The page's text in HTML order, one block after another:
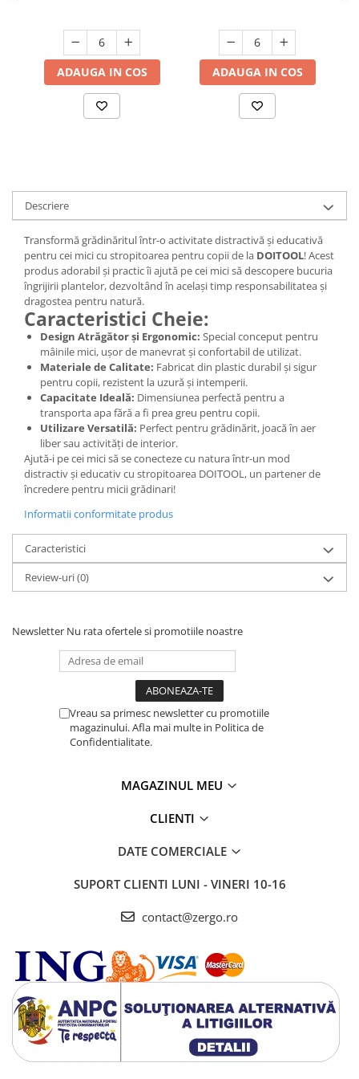
Tacamuri si seturi
Taietoare manuale
Termosuri si cani termos
Tocatoare de bucatarie
Ustensile ornare prajituri
Vaze si boluri decorative
Vesela unica folosinta
Uscatoare de rufe
ADAUGA IN COS ADAUGA IN COS
Descriere
Transformă grădinăritul într-o activitate distractivă și educativă
pentru cei mici cu stropitoarea pentru copii de la DOITOOL! Acest
produs adorabil și practic îi ajută pe cei mici să descopere bucuria
îngrijirii plantelor, dezvoltând în același timp responsabilitatea și
dragostea pentru natură.
Caracteristici Cheie:
Design Atrăgător și Ergonomic: Special conceput pentru
mâinile mici, ușor de manevrat și confortabil de utilizat.
Materiale de Calitate: Fabricat din plastic durabil și sigur
pentru copii, rezistent la uzură și intemperii.
Capacitate Ideală: Dimensiunea perfectă pentru a
transporta apa fără a fi prea greu pentru copii.
Utilizare Versatilă: Perfect pentru grădinărit, joacă în aer
liber sau activități de interior.
Ajută-i pe cei mici să se conecteze cu natura într-un mod
distractiv și educativ cu stropitoarea DOITOOL, un partener de
încredere pentru micii grădinari!
Informatii conformitate produs
Caracteristici
Review-uri(0)
Newsletter Nu rata ofertele si promotiile noastre
Vreau sa primesc newsletter cu promotiile
magazinului. Afla mai multe in Politica de
Confidentialitate.
MAGAZINUL MEU
CLIENTI
DATE COMERCIALE
SUPORT CLIENTI LUNI - VINERI 10-16
contact@zergo.ro